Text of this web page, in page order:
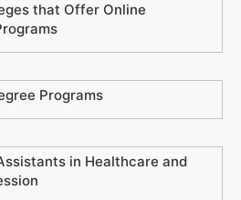
that Offer Online
Programs
in Healthcare and